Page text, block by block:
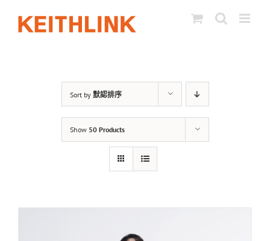
content
Sort by 默認排序
Show 50 Products